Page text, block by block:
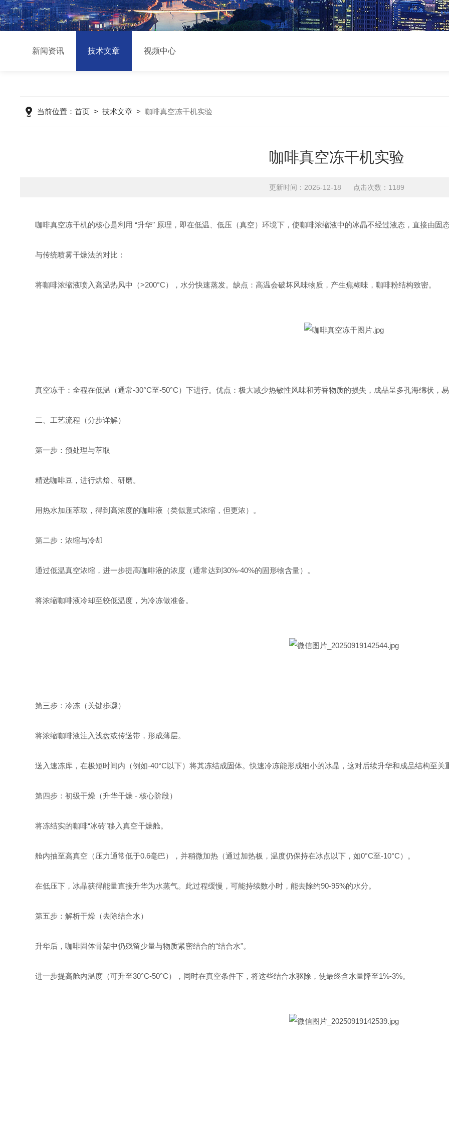
新闻资讯 技术文章 视频中心
当前位置：首页 >技术文章 >咖啡真空冻干机实验
咖啡真空冻干机实验
更新时间：2025-12-18 点击次数：1189
咖啡真空冻干机的核心是利用 “升华" 原理，即在低温、低压（真空）环境下，使咖啡浓缩液中的冰晶不经过液态，直接由固
与传统喷雾干燥法的对比：
将咖啡浓缩液喷入高温热风中（>200°C），水分快速蒸发。缺点：高温会破坏风味物质，产生焦糊味，咖啡粉结构致密。
真空冻干：全程在低温（通常-30°C至-50°C）下进行。优点：极大减少热敏性风味和芳香物质的损失，成品呈多孔海绵状，
二、工艺流程（分步详解）
第一步：预处理与萃取
精选咖啡豆，进行烘焙、研磨。
用热水加压萃取，得到高浓度的咖啡液（类似意式浓缩，但更浓）。
第二步：浓缩与冷却
通过低温真空浓缩，进一步提高咖啡液的浓度（通常达到30%-40%的固形物含量）。
将浓缩咖啡液冷却至较低温度，为冷冻做准备。
第三步：冷冻（关键步骤）
将浓缩咖啡液注入浅盘或传送带，形成薄层。
送入速冻库，在极短时间内（例如-40°C以下）将其冻结成固体。快速冷冻能形成细小的冰晶，这对后续升华和成品结构至关
第四步：初级干燥（升华干燥 - 核心阶段）
将冻结实的咖啡“冰砖"移入真空干燥舱。
舱内抽至高真空（压力通常低于0.6毫巴），并稍微加热（通过加热板，温度仍保持在冰点以下，如0°C至-10°C）。
在低压下，冰晶获得能量直接升华为水蒸气。此过程缓慢，可能持续数小时，能去除约90-95%的水分。
第五步：解析干燥（去除结合水）
升华后，咖啡固体骨架中仍残留少量与物质紧密结合的“结合水"。
进一步提高舱内温度（可升至30°C-50°C），同时在真空条件下，将这些结合水驱除，使最终含水量降至1%-3%。